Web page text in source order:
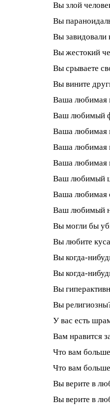
Вы злой
Вы
Вы завидовали
Вы жестокий
Вы срываете
Вы вините
Ваша любимая
Ваш любимый
Ваша любимая
Ваша любимая
Ваша любимая
Ваш любимый
Ваша любимая
Ваш любимый
Вы могли бы
Вы любите
Вы когда-
Вы когда-
Вы
Вы
У вас есть
Вам нравится
Что вам
Что вам
Вы верите в
Вы верите в